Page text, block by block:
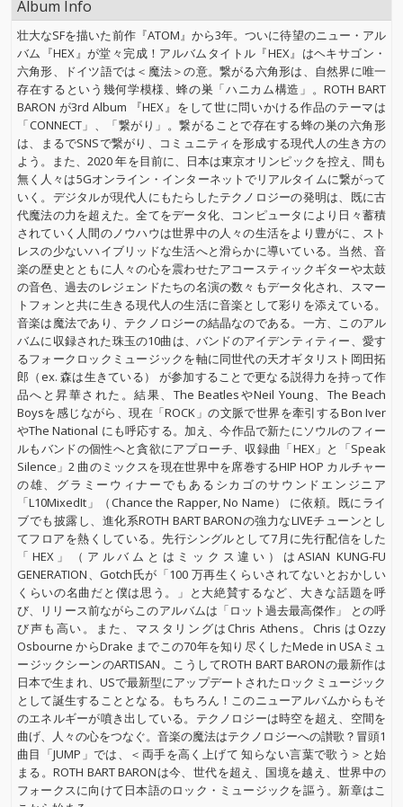
Album Info
壮大なSFを描いた前作『ATOM』から3年。ついに待望のニュー・アル
バム『HEX』が堂々完成！アルバムタイトル『HEX』はヘキサゴン・
六角形、ドイツ語では＜魔法＞の意。繋がる六角形は、自然界に唯一
存在するという幾何学模様、蜂の巣「ハニカム構造」。ROTH BART
BARON が3rd Album 『HEX』をして世に問いかける作品のテーマは
「CONNECT」、「繋がり」。繋がることで存在する蜂の巣の六角形
は、まるでSNSで繋がり、コミュニティを形成する現代人の生き方の
よう。また、2020 年を目前に、日本は東京オリンピックを控え、間も
無く人々は5Gオンライン・インターネットでリアルタイムに繋がって
いく。デジタルが現代人にもたらしたテクノロジーの発明は、既に古
代魔法の力を超えた。全てをデータ化、コンピュータにより日々蓄積
されていく人間のノウハウは世界中の人々の生活をより豊がに、スト
レスの少ないハイブリッドな生活へと滑らかに導いている。当然、音
楽の歴史とともに人々の心を震わせたアコースティックギターや太鼓
の音色、過去のレジェンドたちの名演の数々もデータ化され、スマー
トフォンと共に生きる現代人の生活に音楽として彩りを添えている。
音楽は魔法であり、テクノロジーの結晶なのである。一方、このアル
バムに収録された珠玉の10曲は、バンドのアイデンティティー、愛す
るフォークロックミュージックを軸に同世代の天才ギタリスト岡田拓
郎（ex. 森は生きている） が参加することで更なる説得力を持って作
品へと昇華された。結果、The BeatlesやNeil Young、The Beach
Boysを感じながら、現在「ROCK」の文脈で世界を牽引するBon Iver
やThe National にも呼応する。加え、今作品で新たにソウルのフィー
ルもバンドの個性へと貪欲にアプローチ、収録曲「HEX」と「Speak
Silence」2 曲のミックスを現在世界中を席巻するHIP HOP カルチャー
の雄、グラミーウィナーでもあるシカゴのサウンドエンジニア
「L10MixedIt」（Chance the Rapper, No Name） に依頼。既にライ
ブでも披露し、進化系ROTH BART BARONの強力なLIVEチューンとし
てフロアを熱くしている。先行シングルとして7月に先行配信をした
「HEX」（アルバムとはミックス違い）はASIAN KUNG-FU
GENERATION、Gotch氏が「100 万再生くらいされてないとおかしい
くらいの名曲だと僕は思う。」と大絶賛するなど、大きな話題を呼
び、リリース前ながらこのアルバムは「ロット過去最高傑作」 との呼
び声も高い。また、マスタリングはChris Athens。Chris はOzzy
Osbourne からDrake までこの70年を知り尽くしたMede in USAミュ
ージックシーンのARTISAN。こうしてROTH BART BARONの最新作は
日本で生まれ、USで最新型にアップデートされたロックミュージック
として誕生することとなる。もちろん！このニューアルバムからもそ
のエネルギーが噴き出している。テクノロジーは時空を超え、空間を
曲げ、人々の心をつなぐ。音楽の魔法はテクノロジーへの讃歌？冒頭1
曲目「JUMP」では、＜両手を高く上げて 知らない言葉で歌う＞と始
まる。ROTH BART BARONは今、世代を超え、国境を越え、世界中の
フォークスに向けて日本語のロック・ミュージックを謳う。新章はこ